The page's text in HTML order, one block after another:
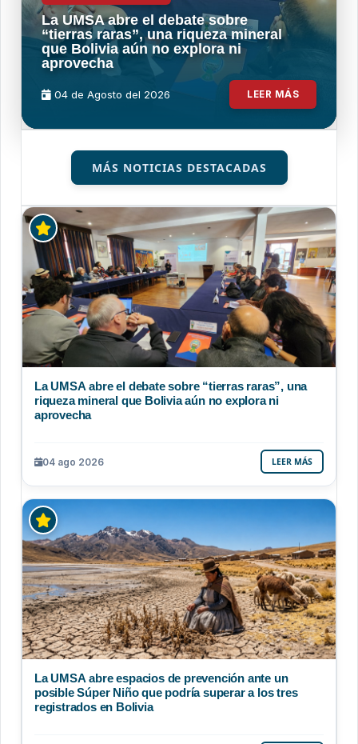
La UMSA abre el debate sobre
“tierras raras”, una riqueza mineral
que Bolivia aún no explora ni
aprovecha
04 de Agosto del 2026 LEER MÁS
MÁS NOTICIAS DESTACADAS
La UMSA abre el debate sobre “tierras raras”, una
riqueza mineral que Bolivia aún no explora ni
aprovecha
04 ago 2026 LEER MÁS
La UMSA abre espacios de prevención ante un
posible Súper Niño que podría superar a los tres
registrados en Bolivia